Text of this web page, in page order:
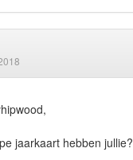
jaarkaart hebben jullie?